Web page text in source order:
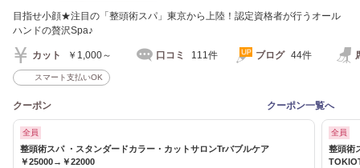
目指せ小顔★注目の「整頭術スパ」東京から上陸！認定資格者が行うオール
ハンドの贅沢Spa♪
カット ￥1,000～ 口コミ 111件 ブログ 44件
スマート支払いOK
クーポン クーポン一覧へ
全員
整頭術スパ ・スタンダードカラー・カットサロンTrバブルケア
￥25000→￥22000
全員
整頭術